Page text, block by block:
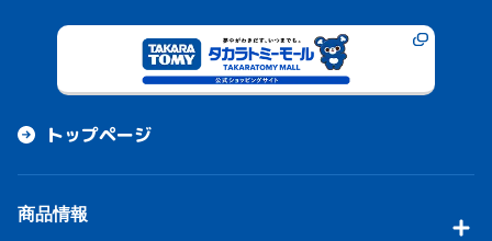
トップページ
商品情報